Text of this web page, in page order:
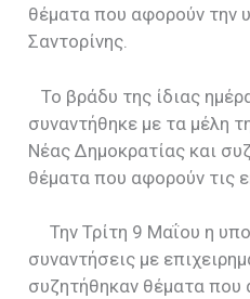
θέματα που αφορούν την
Σαντορίνης.
Το βράδυ της ίδιας
συναντήθηκε με τα μέλη
Νέας Δημοκρατίας και
θέματα που αφορούν τις
Την Τρίτη 9 Μαΐου η
συναντήσεις με
συζητήθηκαν θέματα που